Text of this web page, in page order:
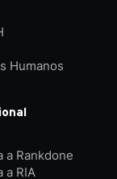
Humanos
a Rankdone
a RIA